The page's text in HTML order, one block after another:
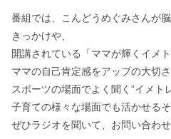
番組では、こんどうめぐみさんが
きっかけや、
開講されている「ママが輝くイメト
ママの自己肯定感をアップの大切
スポーツの場面でよく聞く”イメト
子育ての様々な場面でも活かせるそ
ぜひラジオを聞いて、お問い合わ